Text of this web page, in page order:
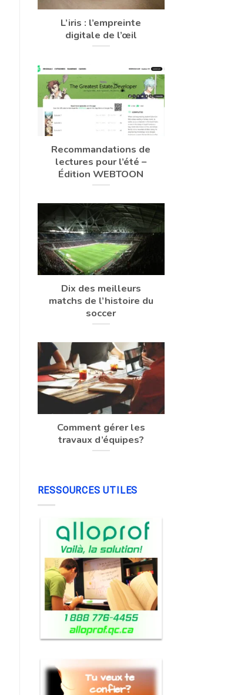
L’iris : l’empreinte
digitale de l’œil
Recommandations de
lectures pour l’été –
Édition WEBTOON
Dix des meilleurs
matchs de l’histoire du
soccer
Comment gérer les
travaux d’équipes?
RESSOURCES UTILES